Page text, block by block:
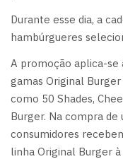
Durante esse dia, a
hambúrgueres
A promoção aplica-se
gamas Original
como 50 Shades,
Burger. Na compra de
consumidores
linha Original Burger